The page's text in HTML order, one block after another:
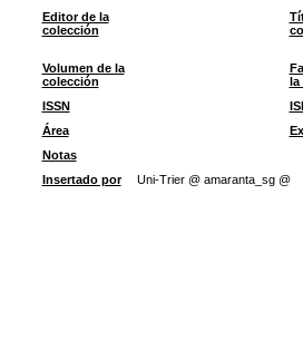
Editor de la
colección
Volumen de la
colección
la
ISSN
Área
Notas
Insertado por
Uni-Trier @ amaranta_sg @